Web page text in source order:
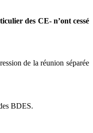
des CE- n’ont cessé
de la réunion séparée
BDES.